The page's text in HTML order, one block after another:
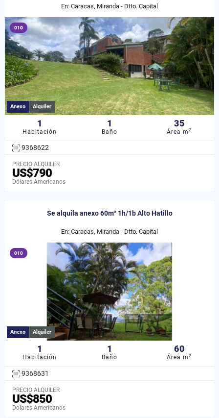
En: Caracas, Miranda - Dtto. Capital
010
Anexo Alquiler
1
Habitación
1
Baño
35
Área m2
9368622
PRECIO ALQUILER
US$790
Dólares Americanos
Se alquila anexo 60m² 1h/1b Alto Hatillo
En: Caracas, Miranda - Dtto. Capital
010
Anexo Alquiler
1
Habitación
1
Baño
60
Área m2
9368631
PRECIO ALQUILER
US$850
Dólares Americanos